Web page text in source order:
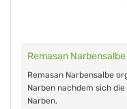
Remasan Narbensalbe
Remasan Narbensalbe
Narben nachdem sich
Narben.